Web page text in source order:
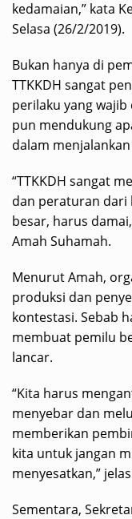
kedamaian,” kata
Selasa (26/2/2019).
Bukan hanya di
TTKKDH sangat
perilaku yang
pun mendukung
dalam
“TTKKDH sangat
dan peraturan dari
besar, harus
Amah Suhamah.
Menurut Amah,
produksi dan
kontestasi. Sebab
membuat pemilu
lancar.
“Kita harus
menyebar dan
memberikan
kita untuk jangan
menyesatkan,”
Sementara,